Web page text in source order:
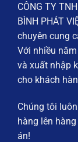
CÔNG TY
BÌNH PHÁT
chuyên cung
Với nhiều
và xuất nhập
cho khách
Chúng tôi
hàng lên
án!